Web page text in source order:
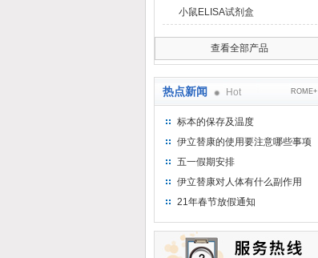
小鼠ELISA试剂盒
查看全部产品
热点新闻 Hot ROME+
标本的保存及温度
伊立替康的使用要注意哪些事项
五一假期安排
伊立替康对人体有什么副作用
21年春节放假通知